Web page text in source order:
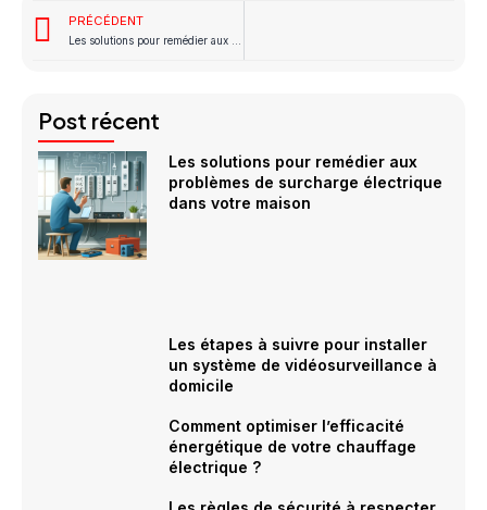
PRÉCÉDENT
Les solutions pour remédier aux problèmes de surcharge électrique dans votre maison
Post récent
Les solutions pour remédier aux
problèmes de surcharge électrique
dans votre maison
Les étapes à suivre pour installer
un système de vidéosurveillance à
domicile
Comment optimiser l’efficacité
énergétique de votre chauffage
électrique ?